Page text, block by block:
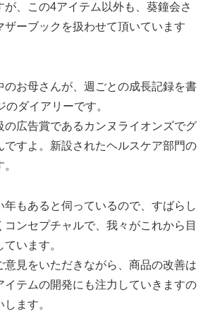
が、この4アイテム以外も、葵鐘会さ
ザーブックを扱わせて頂いています
のお母さんが、週ごとの成長記録を書
のダイアリーです。
の広告賞であるカンヌライオンズでグ
ですよ。新設されたヘルスケア部門の
年もあると伺っているので、すばらし
ンセプチャルで、我々がこれから目
います。
意見をいただきながら、商品の改善は
イテムの開発にも注力していきますの
ます。